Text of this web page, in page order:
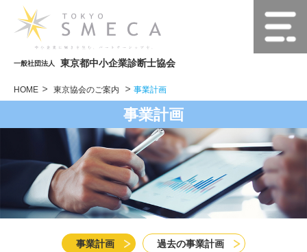
一般社団法人 東京都中小企業診断士協会
HOME 東京協会のご案内 事業計画
事業計画
事業計画 過去の事業計画